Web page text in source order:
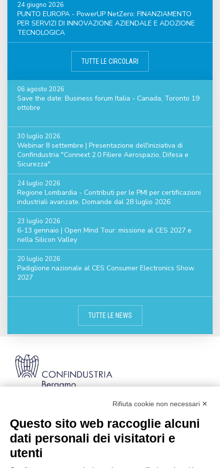
24 giugno 2026
PUNTO EUROPA - PowerUP NetZero: FINANZIAMENTO
PER SERVIZI DI INNOVAZIONE AZIENDALE E ADOZIONE
TECNOLOGICA
TUTTE LE CIRCOLARI
06 agosto 2026
Save the date: Business forum Italia - Canada, Toronto 19
ottobre
30 luglio 2026
Webinar 8 settembre | Presentazione dell'iniziativa di
Confindustria "Connext 2.0 Filiere Aerospazio, Difesa e
Sicurezza"
24 luglio 2026
Regione Lombardia - Contributi per le PMI per certificazioni
industriali avanzate. Domande dal 28 luglio 2026
23 luglio 2026
6-13 gennaio | Open Mind Tour: missione al CES 2027 e
nella Silicon Valley
20 luglio 2026
Padiglione nazionale al CES Consumer Electronics Show
2027
TUTTE LE NEWS
Codice Fiscale: 80021750163 | PEC:
info@pec.confindustriabergamo.it
Rifiuta cookie non necessari ✕
Questo sito web raccoglie alcuni
dati personali dei visitatori e
utenti